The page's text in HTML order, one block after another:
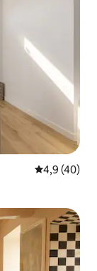
საშუალო
4,9 (40)